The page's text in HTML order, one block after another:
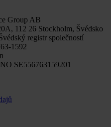
Group AB
112 26 Stockholm, Švédsko
registr společností
1592
SE556763159201